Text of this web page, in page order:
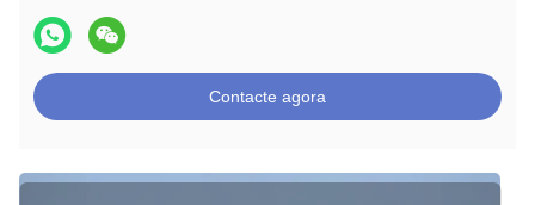
Contacte agora